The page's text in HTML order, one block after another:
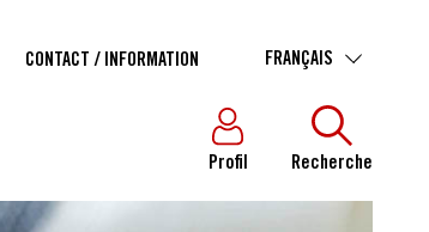
CONTACT / INFORMATION FRANÇAIS
Profil Recherche